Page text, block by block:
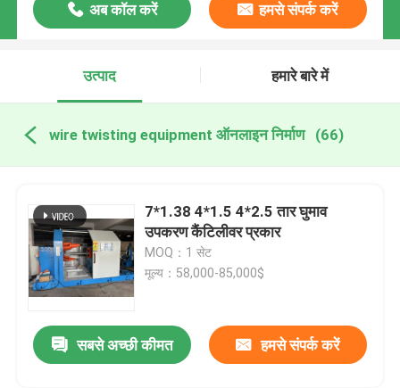
अब कॉल करें हमसे संपर्क करें
उत्पाद हमारे बारे में
wire twisting equipment ऑनलाइन निर्माण (66)
7*1.38 4*1.5 4*2.5 तार घुमाव
उपकरण कैंटिलीवर प्रकार
MOQ：1 सेट
मूल्य：58,000-85,000$
सबसे अच्छी कीमत हमसे संपर्क करें